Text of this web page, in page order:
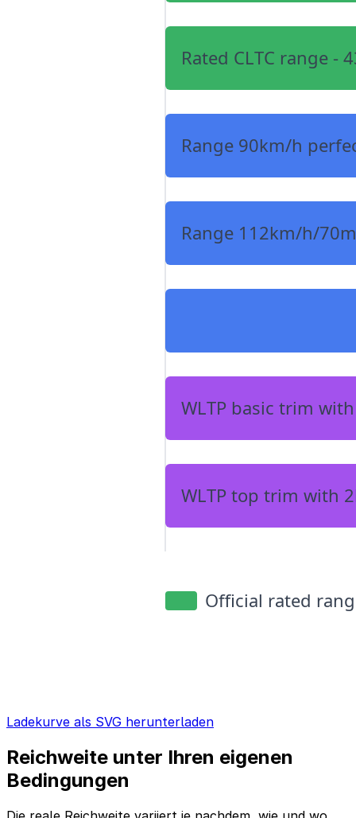
Ladekurve als SVG herunterladen
Reichweite unter Ihren eigenen
Bedingungen